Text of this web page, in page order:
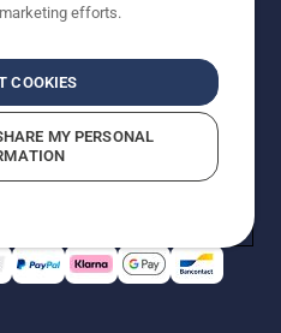
di modifica. Tutti i prezzi
consigliati (IVA inclusa),
sia disponibile per l'acquisto
CGVF Negozio online
presunte violazioni
efforts.
COOKIES
MY PERSONAL